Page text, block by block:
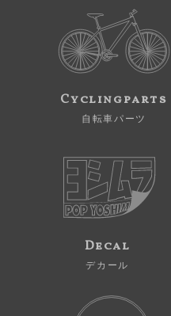
Cyclingparts
自転車パーツ
Decal
デカール